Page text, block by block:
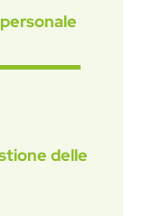
delle